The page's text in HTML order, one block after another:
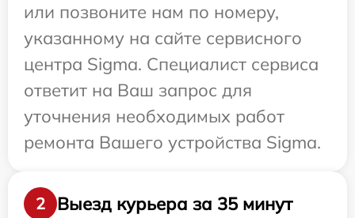
или позвоните нам по номеру,
указанному на сайте сервисного
центра Sigma. Специалист сервиса
ответит на Ваш запрос для
уточнения необходимых работ
ремонта Вашего устройства Sigma.
2 Выезд курьера за 35 минут